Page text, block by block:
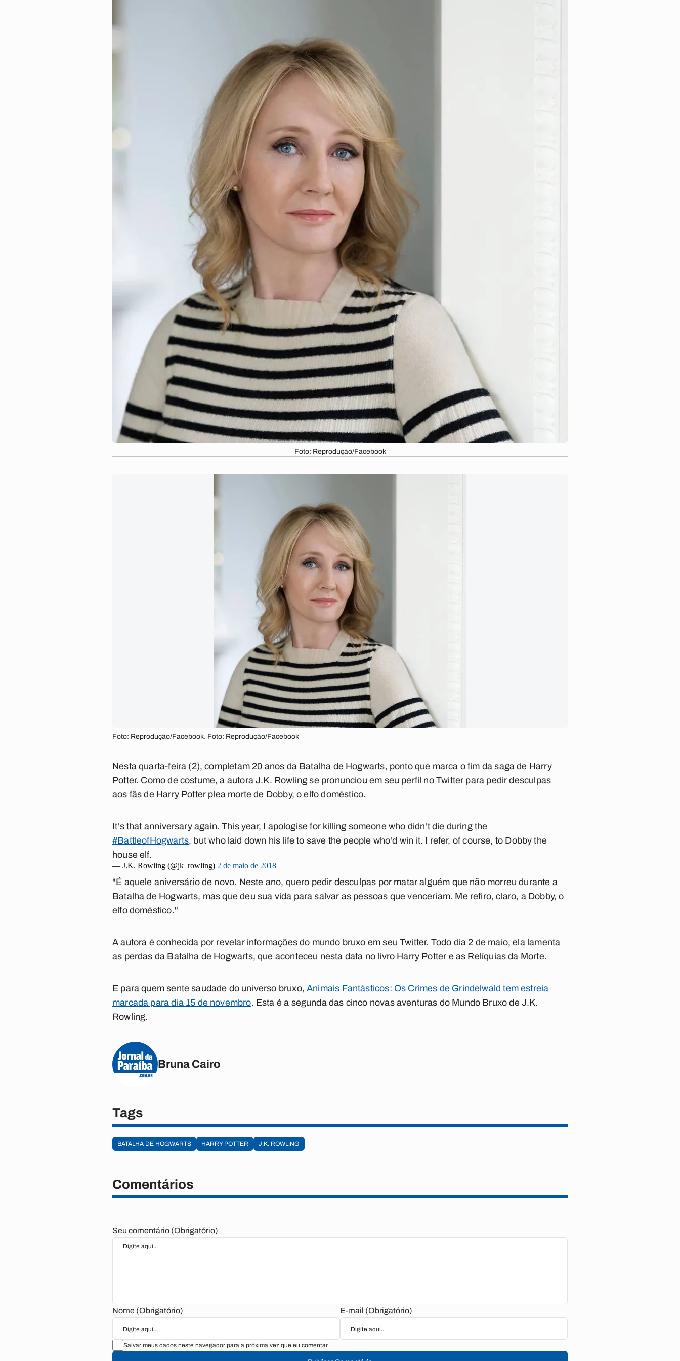
Foto: Reprodução/Facebook
Foto: Reprodução/Facebook. Foto: Reprodução/Facebook
Nesta quarta-feira (2), completam 20 anos da Batalha de Hogwarts, ponto que marca o fim da saga de Harry
Potter. Como de costume, a autora J.K. Rowling se pronunciou em seu perfil no Twitter para pedir desculpas
aos fãs de Harry Potter plea morte de Dobby, o elfo doméstico.
It's that anniversary again. This year, I apologise for killing someone who didn't die during the
#BattleofHogwarts, but who laid down his life to save the people who'd win it. I refer, of course, to Dobby the
house elf.
— J.K. Rowling (@jk_rowling) 2 de maio de 2018
"É aquele aniversário de novo. Neste ano, quero pedir desculpas por matar alguém que não morreu durante a
Batalha de Hogwarts, mas que deu sua vida para salvar as pessoas que venceriam. Me refiro, claro, a Dobby, o
elfo doméstico."
A autora é conhecida por revelar informações do mundo bruxo em seu Twitter. Todo dia 2 de maio, ela lamenta
as perdas da Batalha de Hogwarts, que aconteceu nesta data no livro Harry Potter e as Relíquias da Morte.
E para quem sente saudade do universo bruxo,Animais Fantásticos: Os Crimes de Grindelwald tem estreia
marcada para dia 15 de novembro. Esta é a segunda das cinco novas aventuras do Mundo Bruxo de J.K.
Rowling.
Bruna Cairo
Tags
BATALHA DE HOGWARTS HARRY POTTER J.K. ROWLING
Comentários
Seu comentário (Obrigatório)
Nome (Obrigatório) E-mail (Obrigatório)
Salvar meus dados neste navegador para a próxima vez que eu comentar.